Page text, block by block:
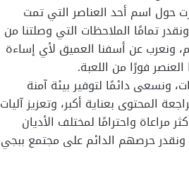
حول اسم أحد العناصر التي تمت
تمامًا الملاحظات التي وصلتنا من
ونعرب عن أسفنا العميق لأي إساءة
فورًا من اللعبة.
ونسعى دائمًا لتوفير بيئة آمنة
المحتوى بعناية أكبر، وتعزيز آليات
مراعاة واحترامًا لمختلف الأديان
ونقدر حرصهم الدائم على مجتمع ببجي